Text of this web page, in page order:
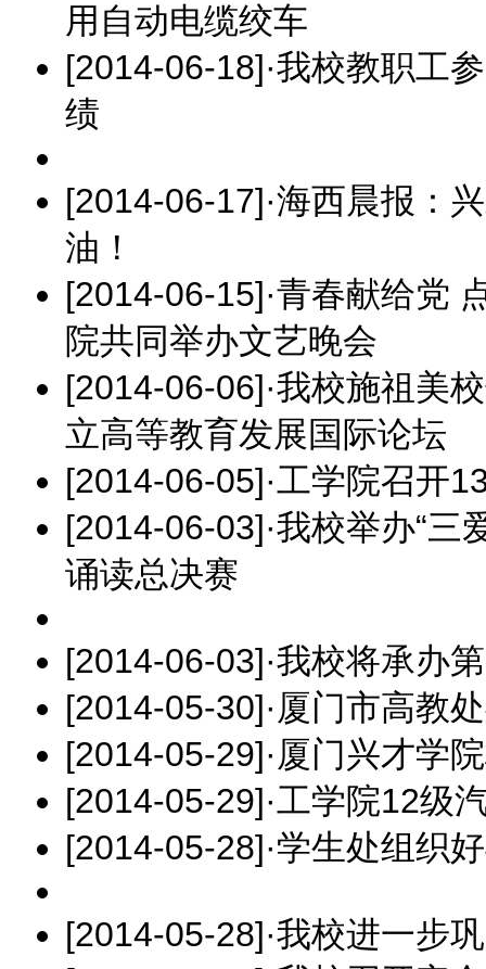
用自动电缆绞车
[2014-06-18]·我校教职工
绩
[2014-06-17]·海西晨报：
油！
[2014-06-15]·青春献给党
院共同举办文艺晚会
[2014-06-06]·我校施祖美
立高等教育发展国际论坛
[2014-06-05]·工学院召开
[2014-06-03]·我校举办“三
诵读总决赛
[2014-06-03]·我校将承办
[2014-05-30]· 厦门市高教
[2014-05-29]· 厦门兴才学
[2014-05-29]·工学院12级
[2014-05-28]·学生处组织
[2014-05-28]·我校进一步